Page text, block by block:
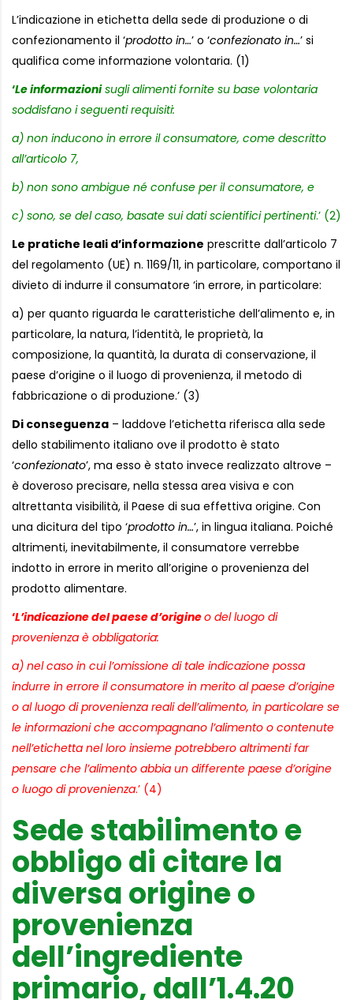
L’indicazione in etichetta della sede di produzione o di
confezionamento il ‘prodotto in…’ o ‘confezionato in…’ si
qualifica come informazione volontaria. (1)
‘Le informazionisugli alimenti fornite su base volontaria
soddisfano i seguenti requisiti:
a) non inducono in errore il consumatore, come descritto
all’articolo 7,
b) non sono ambigue né confuse per il consumatore, e
c) sono, se del caso, basate sui dati scientifici pertinenti.’ (2)
Le pratiche leali d’informazione prescritte dall’articolo 7
del regolamento (UE) n. 1169/11, in particolare, comportano il
divieto di indurre il consumatore ‘in errore, in particolare:
a) per quanto riguarda le caratteristiche dell’alimento e, in
particolare, la natura, l’identità, le proprietà, la
composizione, la quantità, la durata di conservazione, il
paese d’origine o il luogo di provenienza, il metodo di
fabbricazione o di produzione.’ (3)
Di conseguenza – laddove l’etichetta riferisca alla sede
dello stabilimento italiano ove il prodotto è stato
‘confezionato’, ma esso è stato invece realizzato altrove –
è doveroso precisare, nella stessa area visiva e con
altrettanta visibilità, il Paese di sua effettiva origine. Con
una dicitura del tipo ‘prodotto in…’, in lingua italiana. Poiché
altrimenti, inevitabilmente, il consumatore verrebbe
indotto in errore in merito all’origine o provenienza del
prodotto alimentare.
‘L’indicazione del paese d’origineo del luogo di
provenienza è obbligatoria:
a) nel caso in cui l’omissione di tale indicazione possa
indurre in errore il consumatore in merito al paese d’origine
o al luogo di provenienza reali dell’alimento, in particolare se
le informazioni che accompagnano l’alimento o contenute
nell’etichetta nel loro insieme potrebbero altrimenti far
pensare che l’alimento abbia un differente paese d’origine
o luogo di provenienza.’ (4)
Sede stabilimento e
obbligo di citare la
diversa origine o
provenienza
dell’ingrediente
primario, dall’1.4.20